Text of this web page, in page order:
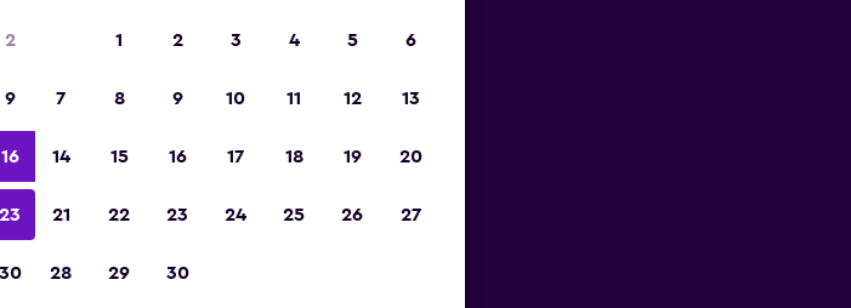
2023
2
9
16
23
30
1 2 3 4 5 6
7 8 9 10 11 12 13
14 15 16 17 18 19 20
21 22 23 24 25 26 27
28 29 30